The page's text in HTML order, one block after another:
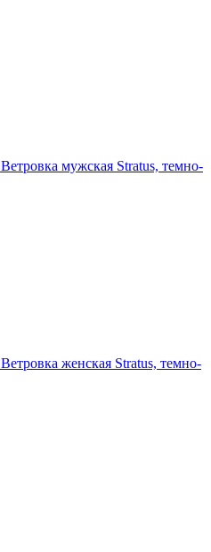
Ветровка мужская Stratus, темно-
Ветровка женская Stratus, темно-